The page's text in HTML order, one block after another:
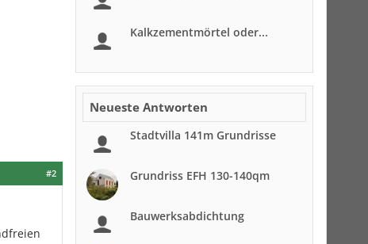
#2
Kalkzementmörtel oder...
Neueste Antworten
Stadtvilla 141m Grundrisse
Grundriss EFH 130-140qm
Bauwerksabdichtung